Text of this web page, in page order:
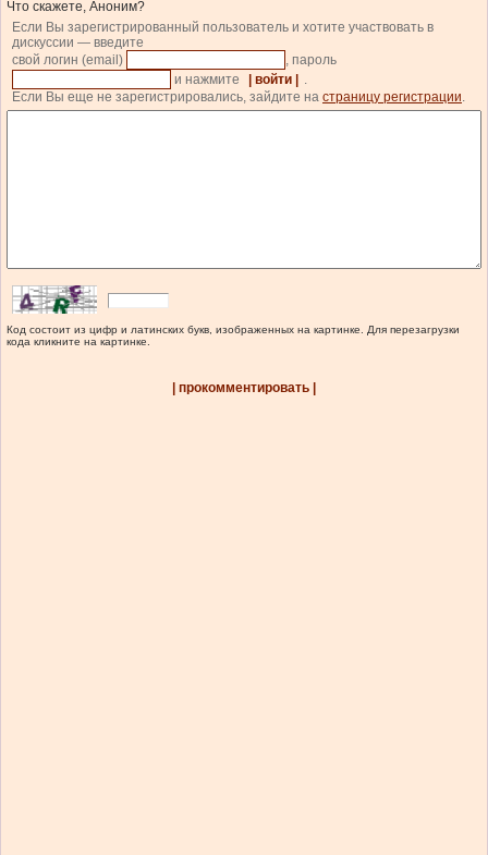
Что скажете, Аноним?
Если Вы зарегистрированный пользователь и хотите участвовать в
дискуссии — введите
свой логин (email)
, пароль
и нажмите
| войти |
.
Если Вы еще не зарегистрировались, зайдите на страницу регистрации.
Код состоит из цифр и латинских букв, изображенных на картинке. Для перезагрузки
кода кликните на картинке.
| прокомментировать |